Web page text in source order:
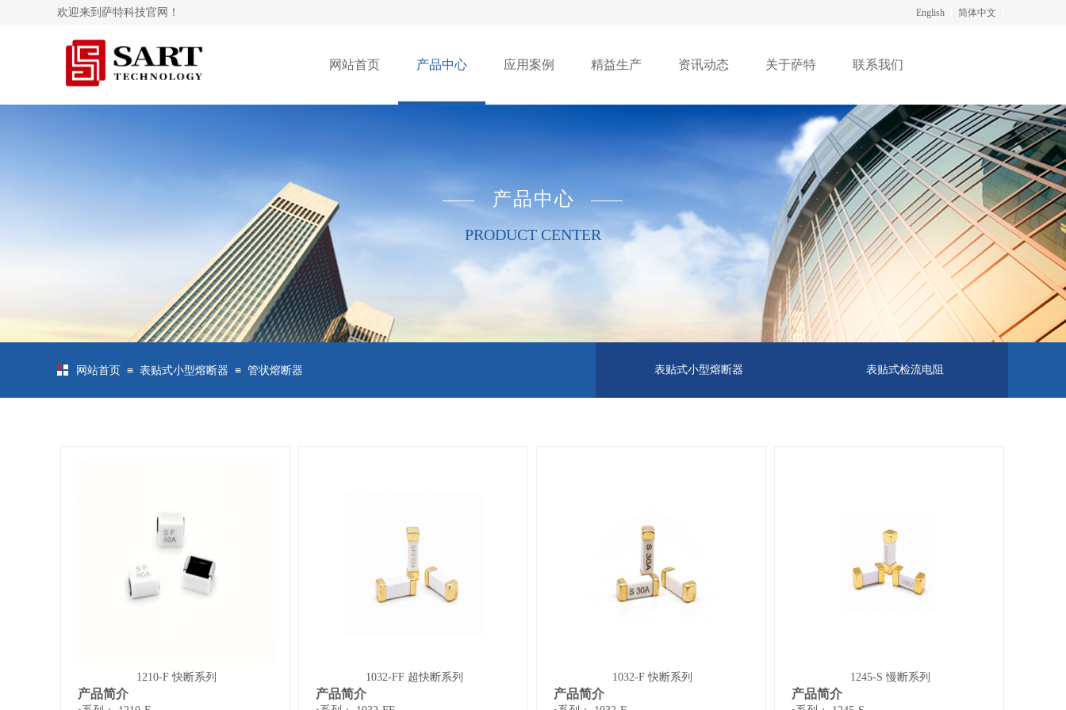
English 简体中文
欢迎来到萨特科技官网！
网站首页 产品中心 应用案例 精益生产 资讯动态 关于萨特 联系我们
PRODUCT CENTER
产品中心
网站首页 ≡ 表贴式小型熔断器 ≡ 管状熔断器 表贴式小型熔断器 表贴式检流电阻
1210-F 快断系列
产品简介
1032-FF 超快断系列
产品简介
1032-F 快断系列
产品简介
1245-S 慢断系列
产品简介